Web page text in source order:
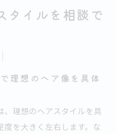
タイルを相談で
理想のヘア像を具体
、理想のヘアスタイルを具
を大きく左右します。な